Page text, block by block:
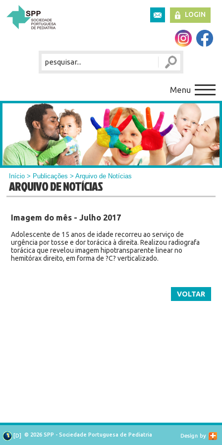
LOGIN
Menu
Início > Publicações > Arquivo de Notícias
ARQUIVO DE NOTÍCIAS
Imagem do mês - Julho 2017
Adolescente de 15 anos de idade recorreu ao serviço de
urgência por tosse e dor torácica à direita. Realizou radiografa
torácica que revelou imagem hipotransparente linear no
hemitórax direito, em forma de ?C? verticalizado.
VOLTAR
[D] © 2026 SPP - Sociedade Portuguesa de Pediatria